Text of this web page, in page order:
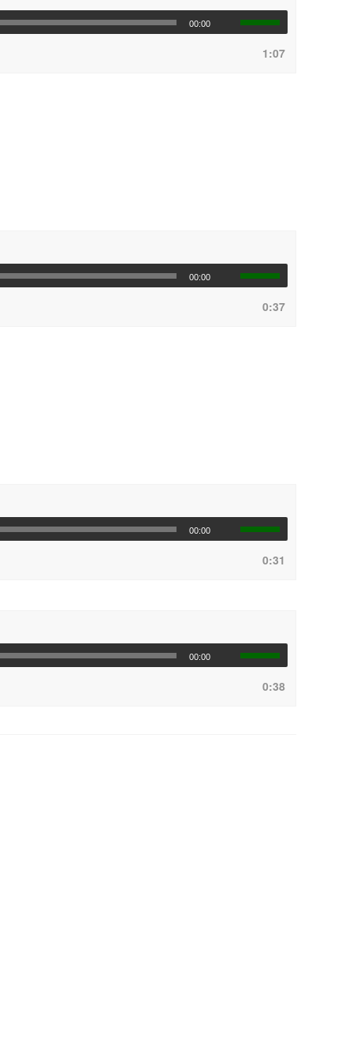
00:00
1:07
00:00
0:37
00:00
0:31
00:00
0:38